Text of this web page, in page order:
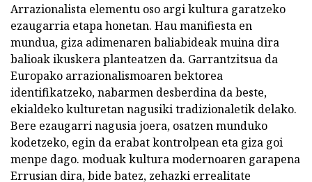
Arrazionalista elementu oso argi kultura garatzeko
ezaugarria etapa honetan. Hau manifiesta en
mundua, giza adimenaren baliabideak muina dira
balioak ikuskera planteatzen da. Garrantzitsua da
Europako arrazionalismoaren bektorea
identifikatzeko, nabarmen desberdina da beste,
ekialdeko kulturetan nagusiki tradizionaletik delako.
Bere ezaugarri nagusia joera, osatzen munduko
kodetzeko, egin da erabat kontrolpean eta giza goi
menpe dago. moduak kultura modernoaren garapena
Errusian dira, bide batez, zehazki errealitate